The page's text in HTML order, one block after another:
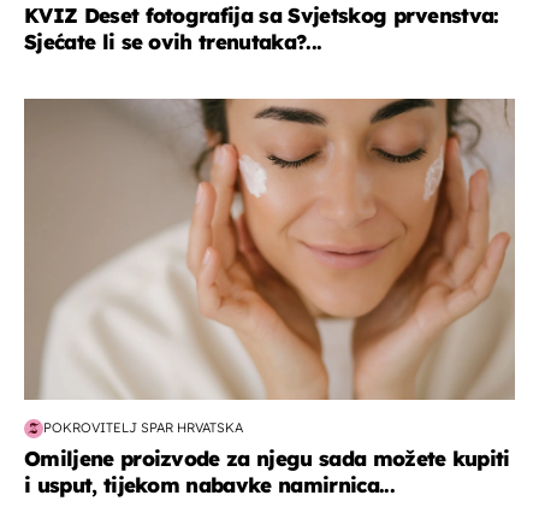
KVIZ Deset fotografija sa Svjetskog prvenstva:
Sjećate li se ovih trenutaka?...
moda & ljepota
POKROVITELJ SPAR HRVATSKA
Omiljene proizvode za njegu sada možete kupiti
i usput, tijekom nabavke namirnica...